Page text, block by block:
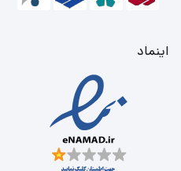
اینماد